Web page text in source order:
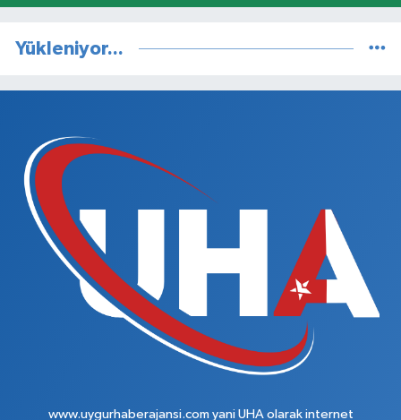
Yükleniyor...
www.uygurhaberajansi.com yani UHA olarak internet